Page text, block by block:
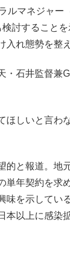
ルマネジャ
討すること
れ態勢を整え
石井監督兼
ほしいと言
と報道。地
年契約を求
を示してい
以上に感染